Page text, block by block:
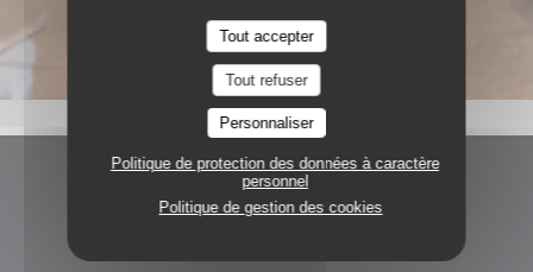
Tout accepter
Tout refuser
Personnaliser
Politique de protection des données à caractère
personnel
Politique de gestion des cookies
Accès/Contact
((ouvre une